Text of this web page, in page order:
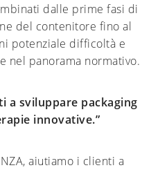
dalle prime fasi di
del contenitore fino al
potenziale difficoltà e
nel panorama normativo.
a sviluppare packaging
innovative.”
aiutiamo i clienti a